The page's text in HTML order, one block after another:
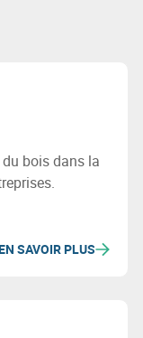
bois dans la
SAVOIR PLUS